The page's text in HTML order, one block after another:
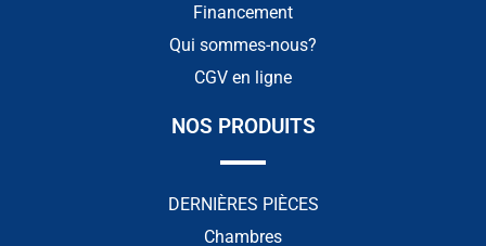
Financement
Qui sommes-nous?
CGV en ligne
NOS PRODUITS
DERNIÈRES PIÈCES
Chambres